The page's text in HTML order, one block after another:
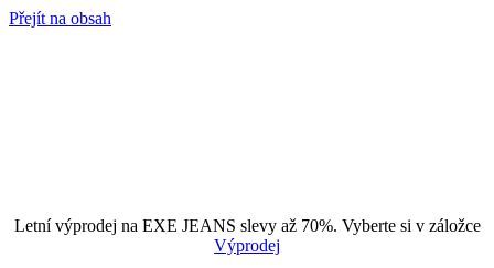
Přejít na obsah
Letní výprodej na EXE JEANS slevy až 70%. Vyberte si v záložce
Výprodej